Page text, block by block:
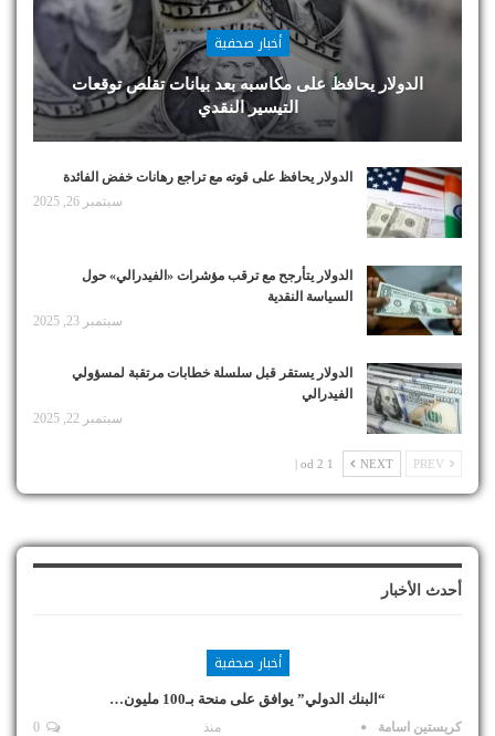
أخبار صحفية
الدولار يحافظ على مكاسبه بعد بيانات تقلص توقعات
التيسير النقدي
الدولار يحافظ على قوته مع تراجع رهانات خفض الفائدة
سبتمبر 26, 2025
الدولار يتأرجح مع ترقب مؤشرات «الفيدرالي» حول
السياسة النقدية
سبتمبر 23, 2025
الدولار يستقر قبل سلسلة خطابات مرتقبة لمسؤولي
الفيدرالي
سبتمبر 22, 2025
NEXT
1 od 2 |
أحدث الأخبار
أخبار صحفية
“البنك الدولي” يوافق على منحة بـ100 مليون…
كريستين اسامة منذ